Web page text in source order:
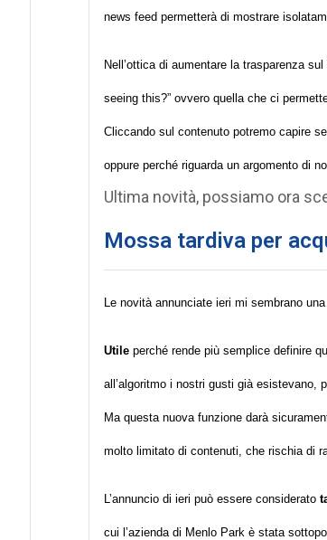
news feed permetterà di mostrare
Nell’ottica di aumentare la trasparenza
seeing this?” ovvero quella che ci
Cliccando sul contenuto potremo capire
oppure perché riguarda un argomento di
Ultima novità, possiamo ora
Mossa tardiva per
Le novità annunciate ieri mi sembrano
Utileperché rende più semplice definire
all’algoritmo i nostri gusti già esistevano,
Ma questa nuova funzione darà
molto limitato di contenuti, che rischia di
L’annuncio di ieri può essere considerato
cui l’azienda di Menlo Park è stata